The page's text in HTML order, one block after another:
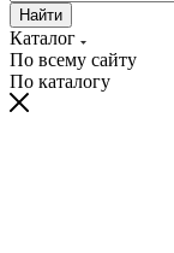
Найти
Каталог
По всему сайту
По каталогу